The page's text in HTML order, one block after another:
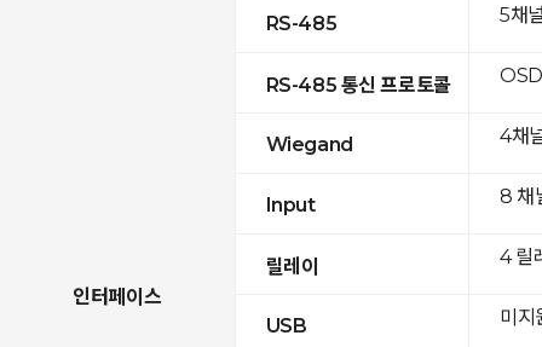
인터페이스
RS-485
RS-485 통신 프로토콜
Wiegand
Input
릴레이
USB
5채
4채
8 채
4 릴
미지